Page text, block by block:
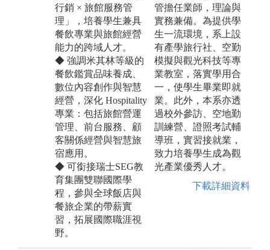
行銷 × 旅館服務管
理」，培養學生兼具
餐飲專業與旅館經營
能力的跨域人才。
◆ 強調米其林等級的
餐飲鑑賞品味養成、
數位內容創作與智慧
經營，深化 Hospitality
專業：包括旅館營運
管理、前台服務、顧
客關係經營與智慧旅
宿應用。
◆ 可銜接瑞士SEG教
育集團雙聯國際學
程，參與全球飯店與
餐旅企業的帶薪實
習，拓展國際職涯視
野。
管擔任業師，理論與
實務兼備。為提供學
生一流環境，系上設
有產學旅行社、空勤
模擬與觀光科技等專
業教室，落實學用合
一，使學生畢業即就
業。此外，本系亦透
過校外參訪、空地勤
訓練營、證照考試輔
導班，實習接就業，
致力培養學生成為觀
光產業優秀人才。
下載詳細資料